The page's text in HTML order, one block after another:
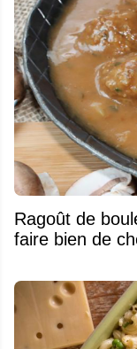
Ragoût de
faire bien de